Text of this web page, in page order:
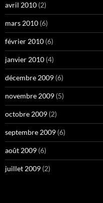
avril 2010 (2)
mars 2010 (6)
février 2010 (6)
janvier 2010 (4)
décembre 2009 (6)
novembre 2009 (5)
octobre 2009 (2)
septembre 2009 (6)
août 2009 (6)
juillet 2009 (2)